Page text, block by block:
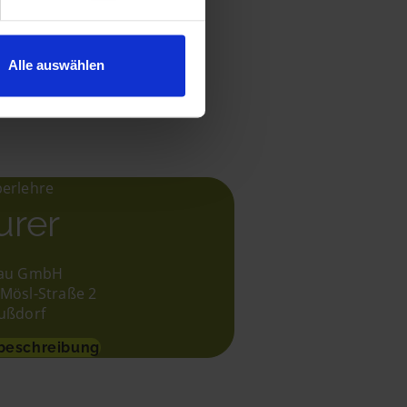
Alle auswählen
GmbH
Straße 2
0von 5